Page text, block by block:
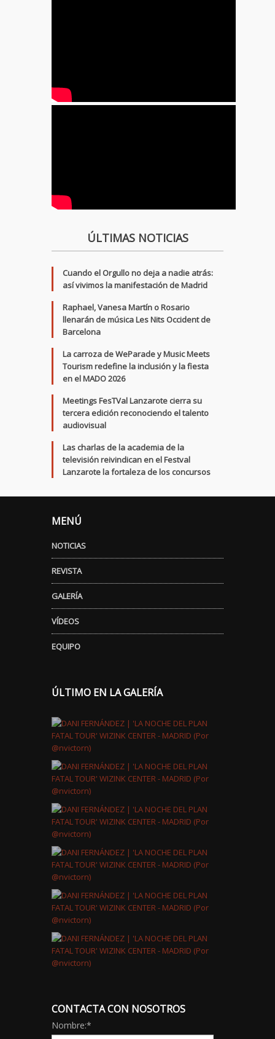
ÚLTIMAS NOTICIAS
Cuando el Orgullo no deja a nadie atrás:
así vivimos la manifestación de Madrid
Raphael, Vanesa Martín o Rosario
llenarán de música Les Nits Occident de
Barcelona
La carroza de WeParade y Music Meets
Tourism redefine la inclusión y la fiesta
en el MADO 2026
Meetings FesTVal Lanzarote cierra su
tercera edición reconociendo el talento
audiovisual
Las charlas de la academia de la
televisión reivindican en el Festval
Lanzarote la fortaleza de los concursos
MENÚ
NOTICIAS
REVISTA
GALERÍA
VÍDEOS
EQUIPO
ÚLTIMO EN LA GALERÍA
CONTACTA CON NOSOTROS
Nombre:*